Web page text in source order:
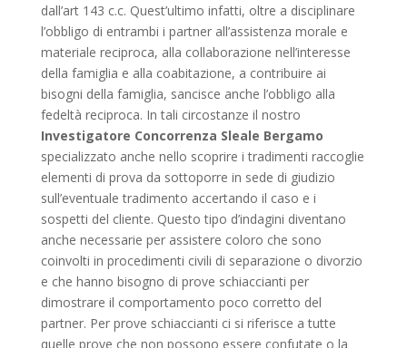
dall’art 143 c.c. Quest’ultimo infatti, oltre a disciplinare
l’obbligo di entrambi i partner all’assistenza morale e
materiale reciproca, alla collaborazione nell’interesse
della famiglia e alla coabitazione, a contribuire ai
bisogni della famiglia, sancisce anche l’obbligo alla
fedeltà reciproca. In tali circostanze il nostro
Investigatore Concorrenza Sleale Bergamo
specializzato anche nello scoprire i tradimenti raccoglie
elementi di prova da sottoporre in sede di giudizio
sull’eventuale tradimento accertando il caso e i
sospetti del cliente. Questo tipo d’indagini diventano
anche necessarie per assistere coloro che sono
coinvolti in procedimenti civili di separazione o divorzio
e che hanno bisogno di prove schiaccianti per
dimostrare il comportamento poco corretto del
partner. Per prove schiaccianti ci si riferisce a tutte
quelle prove che non possono essere confutate o la